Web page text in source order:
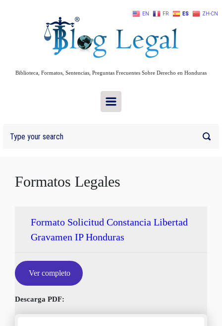
Biblioteca, Formatos, Sentencias, Preguntas Frecuentes Sobre Derecho en Honduras
Formatos Legales
Formato Solicitud Constancia Libertad
Gravamen IP Honduras
Ver completo
Descarga PDF:
EN FR ES ZH-CN